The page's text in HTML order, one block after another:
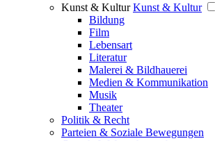
Kunst & Kultur Kunst & Kultur
Bildung
Film
Lebensart
Literatur
Malerei & Bildhauerei
Medien & Kommunikation
Musik
Theater
Politik & Recht
Parteien & Soziale Bewegungen